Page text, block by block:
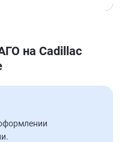
на Cadillac